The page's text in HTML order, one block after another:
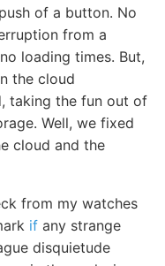
of a button. No
from a
loading times. But,
the cloud
taking the fun out of
Well, we fixed
cloud and the
from my watches
if any strange
disquietude